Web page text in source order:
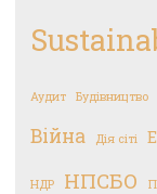
Аудит Будівництво
Війна Дія сіті
НДР НПСБО